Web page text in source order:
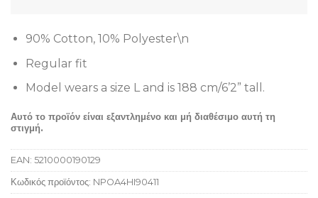
90% Cotton, 10% Polyester\n
Regular fit
Model wears a size L and is 188 cm/6’2” tall.
Αυτό το προϊόν είναι εξαντλημένο και μή διαθέσιμο αυτή τη
στιγμή.
EAN: 5210000190129
Κωδικός προϊόντος: NPOA4HI90411